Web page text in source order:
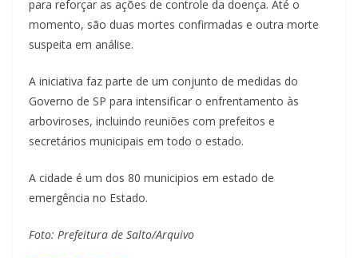
para reforçar as ações de controle da doença. Até o
momento, são duas mortes confirmadas e outra morte
suspeita em análise.
A iniciativa faz parte de um conjunto de medidas do
Governo de SP para intensificar o enfrentamento às
arboviroses, incluindo reuniões com prefeitos e
secretários municipais em todo o estado.
A cidade é um dos 80 municipios em estado de
emergência no Estado.
Foto: Prefeitura de Salto/Arquivo